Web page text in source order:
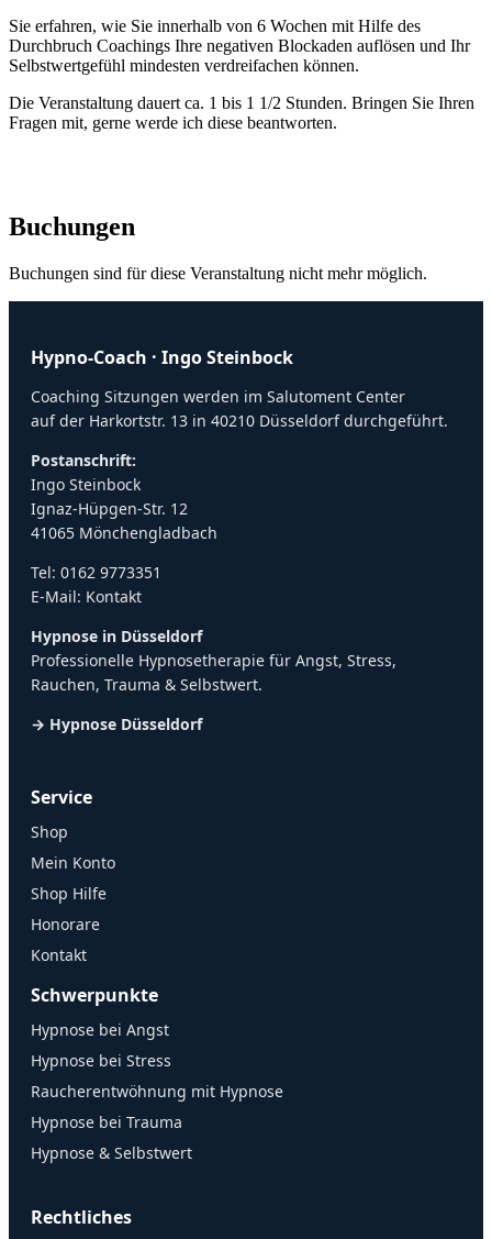
Sie erfahren, wie Sie innerhalb von 6 Wochen mit Hilfe des
Durchbruch Coachings Ihre negativen Blockaden auflösen und Ihr
Selbstwertgefühl mindesten verdreifachen können.
Die Veranstaltung dauert ca. 1 bis 1 1/2 Stunden. Bringen Sie Ihren
Fragen mit, gerne werde ich diese beantworten.
Buchungen
Buchungen sind für diese Veranstaltung nicht mehr möglich.
Hypno-Coach · Ingo Steinbock
Coaching Sitzungen werden im Salutoment Center
auf der Harkortstr. 13 in 40210 Düsseldorf durchgeführt.
Postanschrift:
Ingo Steinbock
Ignaz-Hüpgen-Str. 12
41065 Mönchengladbach
Tel: 0162 9773351
E-Mail: Kontakt
Hypnose in Düsseldorf
Professionelle Hypnosetherapie für Angst, Stress,
Rauchen, Trauma & Selbstwert.
→ Hypnose Düsseldorf
Service
Shop
Mein Konto
Shop Hilfe
Honorare
Kontakt
Schwerpunkte
Hypnose bei Angst
Hypnose bei Stress
Raucherentwöhnung mit Hypnose
Hypnose bei Trauma
Hypnose & Selbstwert
Rechtliches